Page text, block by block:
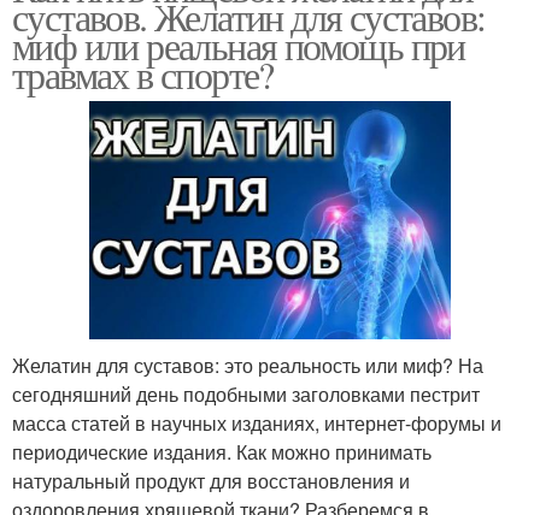
суставов. Желатин для суставов:
миф или реальная помощь при
травмах в спорте?
Желатин для суставов: это реальность или миф? На
сегодняшний день подобными заголовками пестрит
масса статей в научных изданиях, интернет-форумы и
периодические издания. Как можно принимать
натуральный продукт для восстановления и